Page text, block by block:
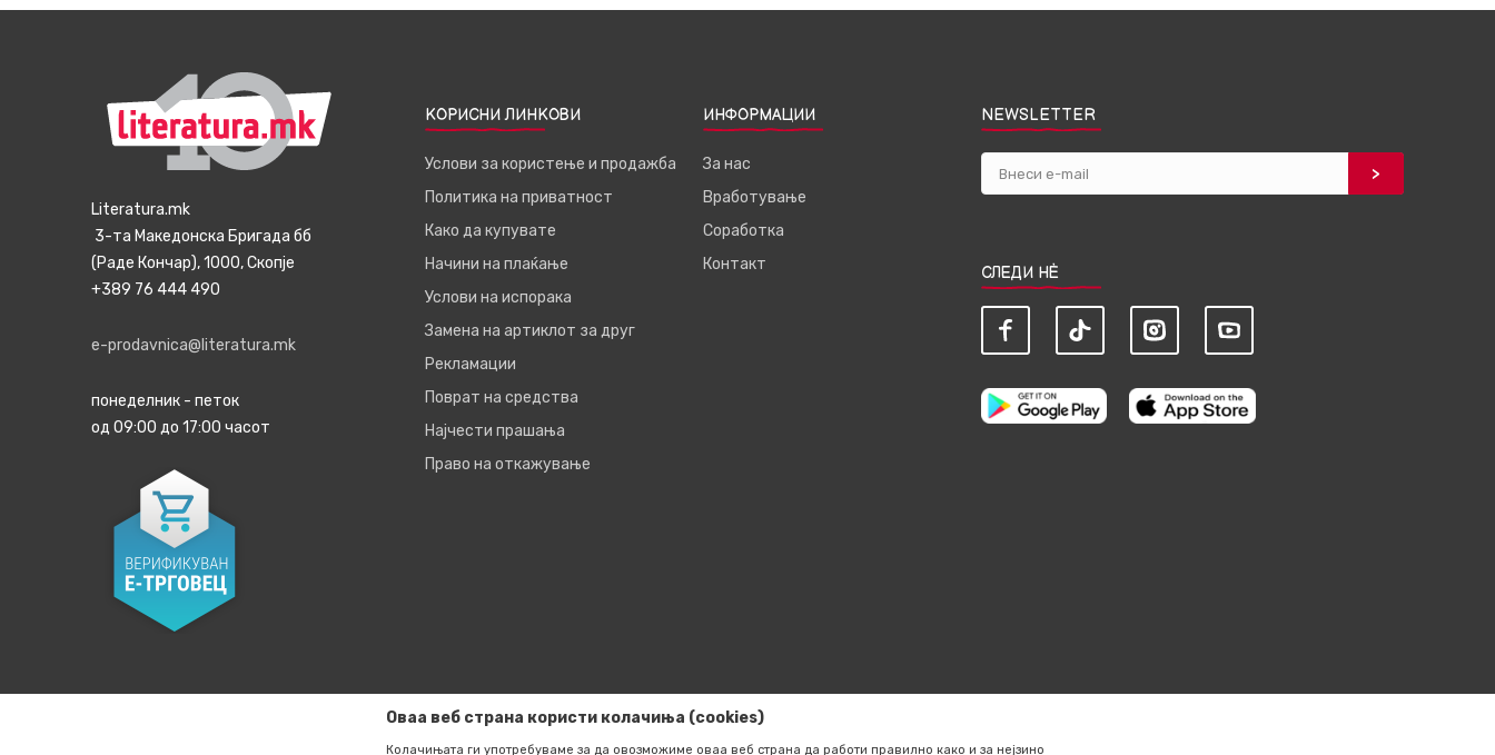
Literatura.mk
3-та Македонска Бригада бб
(Раде Кончар), 1000, Скопје
+389 76 444 490
e-prodavnica@literatura.mk
понеделник - петок
од 09:00 до 17:00 часот
КОРИСНИ ЛИНКОВИ
Услови за користење и продажба
Политика на приватност
Како да купувате
Начини на плаќање
Услови на испорака
Замена на артиклот за друг
Рекламации
Поврат на средства
Најчести прашања
Право на откажување
ИНФОРМАЦИИ
За нас
Вработување
Соработка
Контакт
NEWSLETTER
СЛЕДИ НЀ
Оваа веб страна користи колачиња (cookies)
Колачињата ги употребуваме за да овозможиме оваа веб страна да работи правилно како и за нејзино